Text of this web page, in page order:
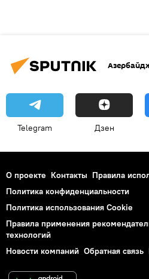
Telegram Дзен
О проекте Контакты Правила
Политика конфиденциальности
Политика использования Cookie
Правила применения
технологий
Новости компаний Обратная связь